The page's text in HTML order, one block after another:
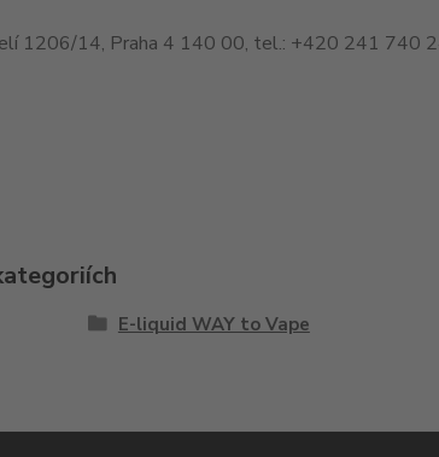
1206/14, Praha 4 140 00, tel.: +420 241 740
E-liquid WAY to Vape